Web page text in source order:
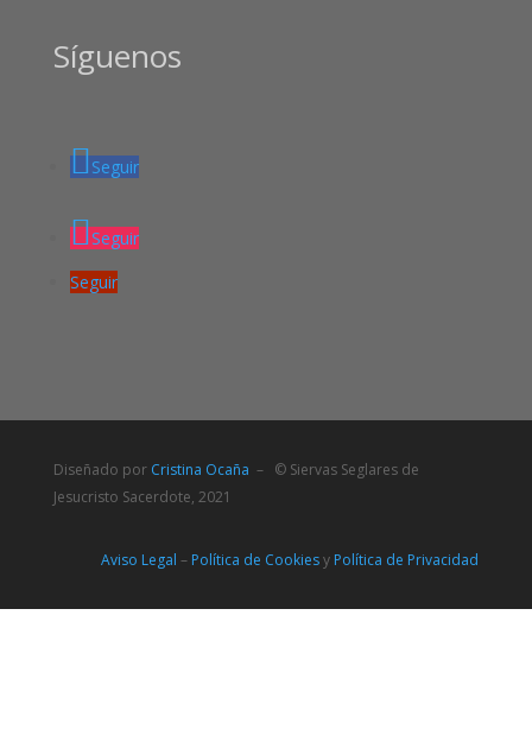
Síguenos
Seguir
Seguir
Seguir
Diseñado por Cristina Ocaña – © Siervas Seglares de
Jesucristo Sacerdote, 2021
Aviso Legal – Política de Cookiesy Política de Privacidad